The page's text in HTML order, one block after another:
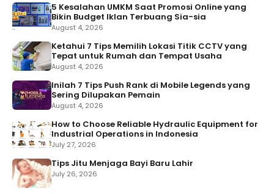
5 Kesalahan UMKM Saat Promosi Online yang
Bikin Budget Iklan Terbuang Sia-sia
August 4, 2026
Ketahui 7 Tips Memilih Lokasi Titik CCTV yang
Tepat untuk Rumah dan Tempat Usaha
August 4, 2026
Inilah 7 Tips Push Rank di Mobile Legends yang
Sering Dilupakan Pemain
August 4, 2026
How to Choose Reliable Hydraulic Equipment for
Industrial Operations in Indonesia
July 27, 2026
Tips Jitu Menjaga Bayi Baru Lahir
July 26, 2026